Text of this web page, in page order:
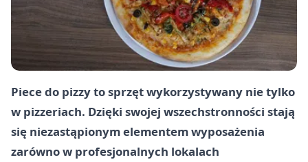
Piece do pizzy to sprzęt wykorzystywany nie tylko
w pizzeriach. Dzięki swojej wszechstronności stają
się niezastąpionym elementem wyposażenia
zarówno w profesjonalnych lokalach